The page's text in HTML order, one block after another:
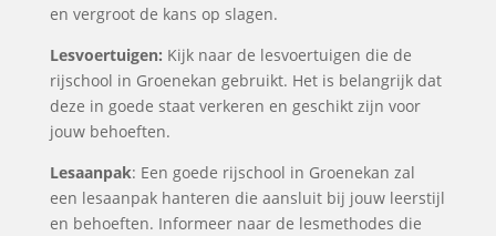
en vergroot de kans op slagen.
Lesvoertuigen: Kijk naar de lesvoertuigen die de
rijschool in Groenekan gebruikt. Het is belangrijk dat
deze in goede staat verkeren en geschikt zijn voor
jouw behoeften.
Lesaanpak: Een goede rijschool in Groenekan zal
een lesaanpak hanteren die aansluit bij jouw leerstijl
en behoeften. Informeer naar de lesmethodes die